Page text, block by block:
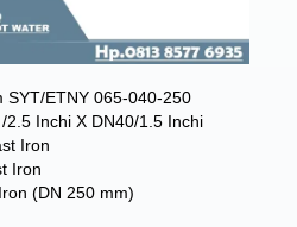
SYT/ETNY 065-040-250
2.5 Inchi X DN40/1.5 Inchi
Iron
Iron
(DN 250 mm)